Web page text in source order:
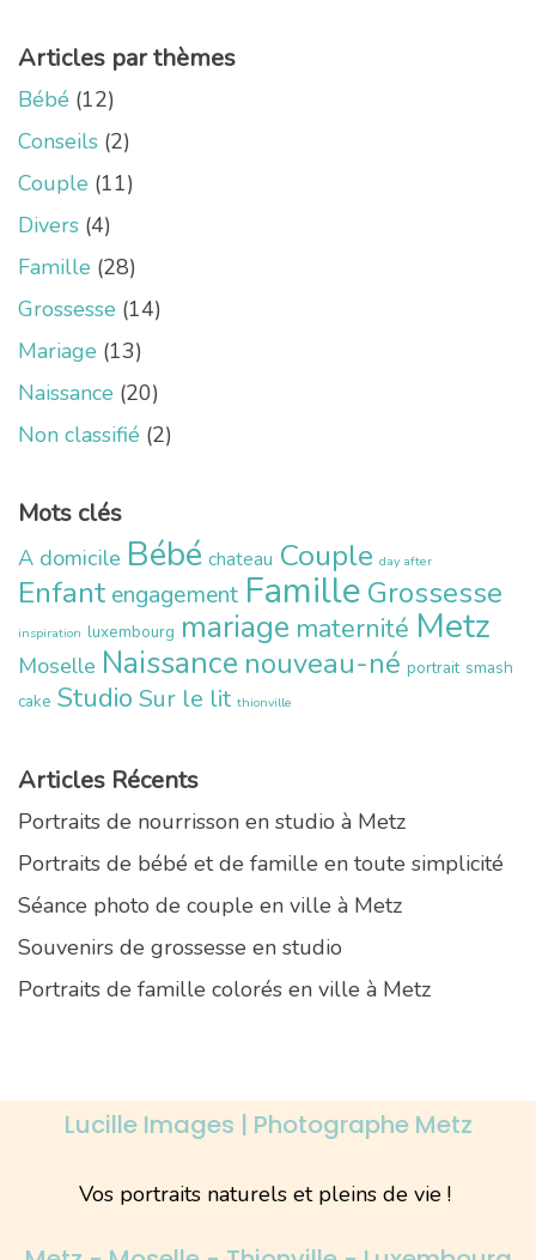
Articles par thèmes
Bébé (12)
Conseils (2)
Couple (11)
Divers (4)
Famille (28)
Grossesse (14)
Mariage (13)
Naissance (20)
Non classifié (2)
Mots clés
A domicile Bébé chateau Couple day after
Enfant engagement Famille Grossesse
inspiration luxembourg mariage maternité Metz
Moselle Naissance nouveau-né portrait smash
cake Studio Sur le lit thionville
Articles Récents
Portraits de nourrisson en studio à Metz
Portraits de bébé et de famille en toute simplicité
Séance photo de couple en ville à Metz
Souvenirs de grossesse en studio
Portraits de famille colorés en ville à Metz
Lucille Images | Photographe Metz
Vos portraits naturels et pleins de vie !